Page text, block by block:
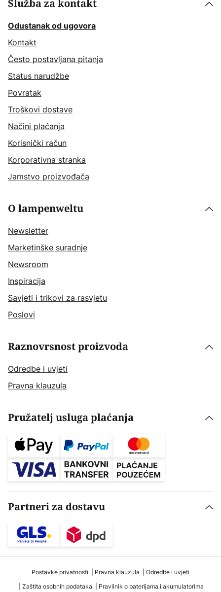
Služba za kontakt
Odustanak od ugovora
Kontakt
Često postavljana pitanja
Status narudžbe
Povratak
Troškovi dostave
Načini plaćanja
Korisnički račun
Korporativna stranka
Jamstvo proizvođača
O lampenweltu
Newsletter
Marketinške suradnje
Newsroom
Inspiracija
Savjeti i trikovi za rasvjetu
Poslovi
Raznovrsnost proizvoda
Odredbe i uvjeti
Pravna klauzula
Pružatelj usluga plaćanja
Partneri za dostavu
Postavke privatnosti Pravna klauzula
Odredbe i uvjeti
Zaštita osobnih podataka
Pravilnik o baterijama i akumulatorima